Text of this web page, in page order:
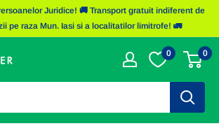
Juridice! 🚚 Transport gratuit indiferent de
pe raza Mun. Iasi si a localitatilor limitrofe! 🚛
0 0